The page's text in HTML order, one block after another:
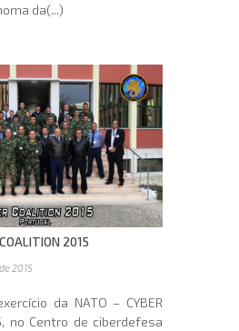
da(...)
2015
2015
da NATO – CYBER
no Centro de ciberdefesa